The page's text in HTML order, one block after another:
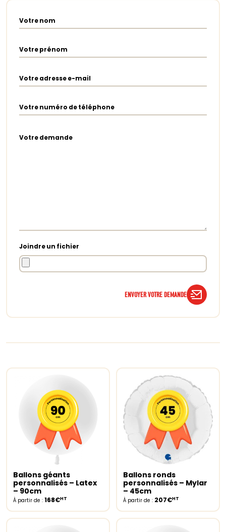
Votre nom
Votre prénom
Votre adresse e-mail
Votre numéro de téléphone
Votre demande
Joindre un fichier
ENVOYER VOTRE DEMANDE
Select options
Ballons géants
personnalisés – Latex
– 90cm
À partir de : 168€HT
Select options
Ballons ronds
personnalisés – Mylar
– 45cm
À partir de : 207€HT